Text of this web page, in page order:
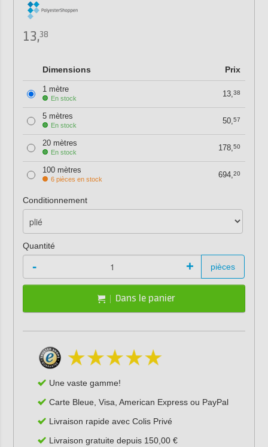
13,38
Dimensions Prix
1 mètre
En stock 13,38
5 mètres
En stock 50,57
20 mètres
En stock 178,50
100 mètres
6 pièces en stock 694,20
Conditionnement
Quantité
- + pièces
Dans le panier
Une vaste gamme!
Carte Bleue, Visa, American Express ou PayPal
Livraison rapide avec Colis Privé
Livraison gratuite depuis 150,00 €